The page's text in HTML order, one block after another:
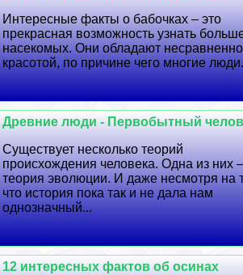
Интересные факты о бабочках – это
прекрасная возможность узнать
насекомых. Они обладают
красотой, по причине чего многие
Древние люди - Первобытный
Существует несколько теорий
происхождения человека. Одна из них –
теория эволюции. И даже несмотря на
что история пока так и не дала нам
однозначный...
12 интересных фактов об осинах